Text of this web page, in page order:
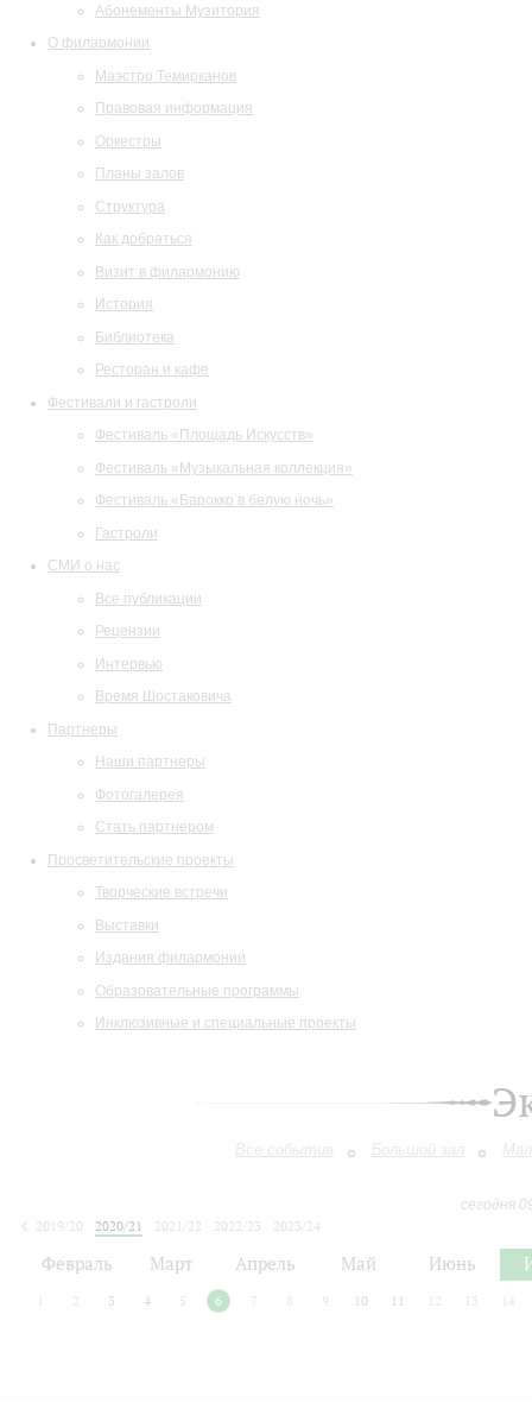
Абонементы Музитория
О филармонии
Маэстро Темирканов
Правовая информация
Оркестры
Планы залов
Структура
Как добраться
Визит в филармонию
История
Библиотека
Ресторан и кафе
Фестивали и гастроли
Фестиваль «Площадь Искусств»
Фестиваль «Музыкальная коллекция»
Фестиваль «Барокко в белую ночь»
Гастроли
СМИ о нас
Все публикации
Рецензии
Интервью
Время Шостаковича
Партнеры
Наши партнеры
Фотогалерея
Стать партнером
Просветительские проекты
Творческие встречи
Выставки
Издания филармонии
Образовательные программы
Инклюзивные и специальные проекты
Все события Большой зал
сегодня
2019/20
2020/21 2021/22 2022/23
2023/24
Февраль Март Апрель Май Июнь
2 3 4 5 6 7 8 9 10 11 12 13 14